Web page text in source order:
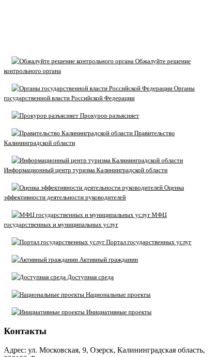
Обжалуйте решение
контрольного органа
Органы
государственной власти Российской Федерации
Прокурор разъясняет
Правительство
Калининградской области
Информационный центр туризма Калининградской области
Оценка
эффективности деятельности руководителей
МФЦ
государственных и муниципальных услуг
Портал государственных услуг
Активный гражданин
Доступная среда
Национальные проекты
Инициативные проекты
Контакты
Адрес: ул. Московская, 9, Озерск, Калининградская область,